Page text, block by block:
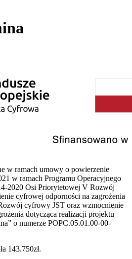
w ramach umowy o powierzenie
w ramach Programu Operacyjnego
2020 Osi Priorytetowej V Rozwój
cyfrowej odporności na zagrożenia
cyfrowy JST oraz wzmocnienie
dotycząca realizacji projektu
o numerze POPC.05.01.00-00-
143.750zł.